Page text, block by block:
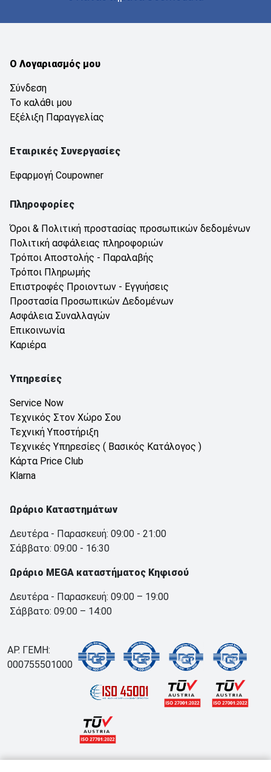
Ο Λογαριασμός μου
Σύνδεση
Το καλάθι μου
Εξέλιξη Παραγγελίας
Εταιρικές Συνεργασίες
Εφαρμογή Coupowner
Πληροφορίες
Όροι & Πολιτική προστασίας προσωπικών δεδομένων
Πολιτική ασφάλειας πληροφοριών
Τρόποι Αποστολής - Παραλαβής
Τρόποι Πληρωμής
Επιστροφές Προιοντων - Εγγυήσεις
Προστασία Προσωπικών Δεδομένων
Ασφάλεια Συναλλαγών
Επικοινωνία
Καριέρα
Υπηρεσίες
Service Now
Τεχνικός Στον Χώρο Σου
Τεχνική Υποστήριξη
Τεχνικές Υπηρεσίες ( Βασικός Κατάλογος )
Κάρτα Price Club
Klarna
Ωράριο Καταστημάτων
Δευτέρα - Παρασκευή: 09:00 - 21:00
Σάββατο: 09:00 - 16:30
Ωράριο MEGA καταστήματος Κηφισού
Δευτέρα - Παρασκευή: 09:00 – 19:00
Σάββατο: 09:00 – 14:00
ΑΡ. ΓΕΜΗ:
000755501000